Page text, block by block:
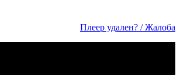
Пле­ер уда­лен? / Жа­ло­ба